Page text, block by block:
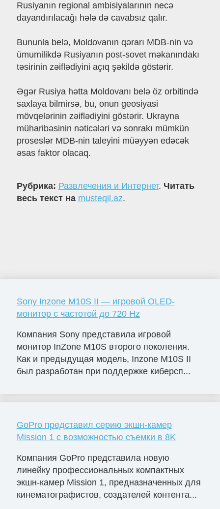
Rusiyanın regional ambisiyalarının necə
dayandırılacağı hələ də cavabsız qalır.
Bununla belə, Moldovanın qərarı MDB-nin və
ümumilikdə Rusiyanın post-sovet məkanındakı
təsirinin zəiflədiyini açıq şəkildə göstərir.
Əgər Rusiya hətta Moldovanı belə öz orbitində
saxlaya bilmirsə, bu, onun geosiyasi
mövqelərinin zəiflədiyini göstərir. Ukrayna
müharibəsinin nəticələri və sonrakı mümkün
proseslər MDB-nin taleyini müəyyən edəcək
əsas faktor olacaq.
Рубрика: Развлечения и Интернет. Читать
весь текст на musteqil.az.
Sony Inzone M10S II — игровой OLED-
монитор с частотой до 720 Hz
Компания Sony представила игровой
монитор InZone M10S второго поколения.
Как и предыдущая модель, Inzone M10S II
был разработан при поддержке киберсп...
GoPro представил серию экшн-камер
Mission 1 с возможностью съемки в 8K
Компания GoPro представила новую
линейку профессиональных компактных
экшн-камер Mission 1, предназначенных для
кинематографистов, создателей контента...